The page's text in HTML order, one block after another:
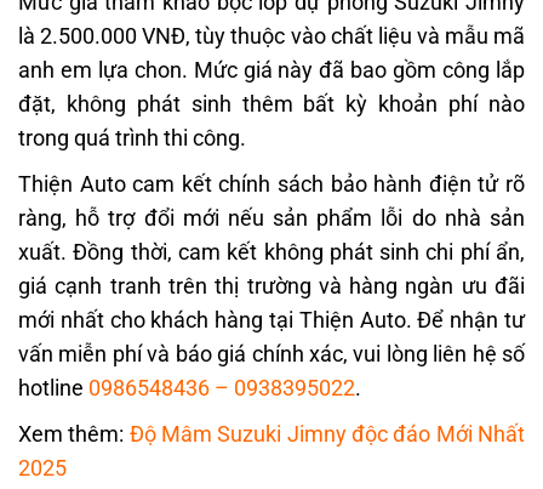
là 2.500.000 VNĐ, tùy thuộc vào chất liệu và mẫu mã
anh em lựa chon. Mức giá này đã bao gồm công lắp
đặt, không phát sinh thêm bất kỳ khoản phí nào
trong quá trình thi công.
Thiện Auto cam kết chính sách bảo hành điện tử rõ
ràng, hỗ trợ đổi mới nếu sản phẩm lỗi do nhà sản
xuất. Đồng thời, cam kết không phát sinh chi phí ẩn,
giá cạnh tranh trên thị trường và hàng ngàn ưu đãi
mới nhất cho khách hàng tại Thiện Auto. Để nhận tư
vấn miễn phí và báo giá chính xác, vui lòng liên hệ số
hotline 0986548436 – 0938395022.
Xem thêm: Độ Mâm Suzuki Jimny độc đáo Mới Nhất
2025